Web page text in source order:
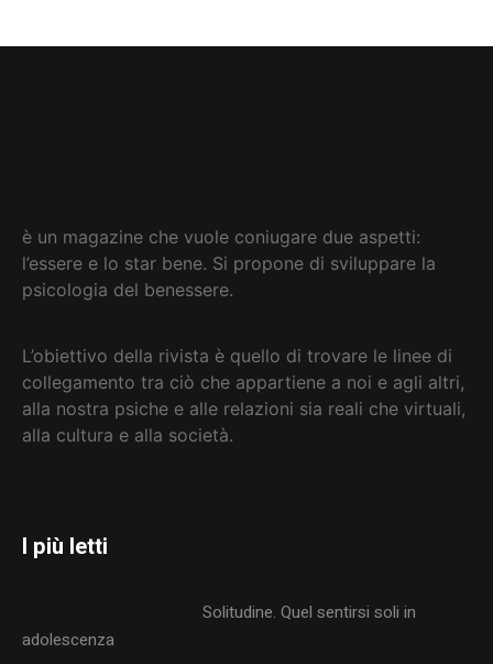
è un magazine che vuole coniugare due aspetti:
l’essere e lo star bene. Si propone di sviluppare la
psicologia del benessere.
L’obiettivo della rivista è quello di trovare le linee di
collegamento tra ciò che appartiene a noi e agli altri,
alla nostra psiche e alle relazioni sia reali che virtuali,
alla cultura e alla società.
I più letti
Solitudine. Quel sentirsi soli in
adolescenza